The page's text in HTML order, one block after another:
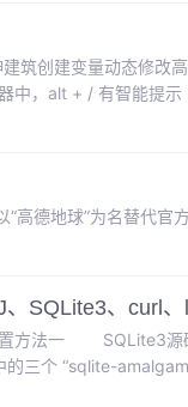
筑创建变量动态修改
，alt + / 有智能提
—— 拉伸comp(f
高德地球”为名替代官
SQLite3、curl
方法一 SQLite3源
三个 “sqlite-